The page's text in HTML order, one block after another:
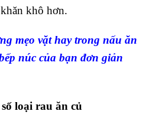
khô hơn.
mẹo vặt hay trong nấu ăn
núc của bạn đơn giản
loại rau ăn củ